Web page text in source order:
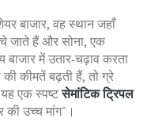
बाजार, वह स्थान जहाँ
जाते हैंऔरसोना, एक
बाजार में उतार‑चढ़ाव करता
की कीमतें बढ़ती हैं, तो ग्रे
यह एक स्पष्टसेमांटिक ट्रिपल
की उच्च मांग"।